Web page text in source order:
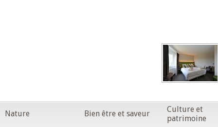
Nature Bien être et saveur
Culture et
patrimoine